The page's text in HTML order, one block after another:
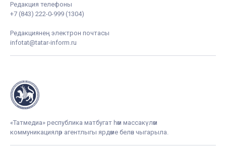
Редакция телефоны
+7 (843) 222-0-999 (1304)
Редакциянең электрон почтасы
infotat@tatar-inform.ru
«Татмедиа» республика матбугат һәм массакүләм
коммуникацияләр агентлыгы ярдәме белән чыгарыла.